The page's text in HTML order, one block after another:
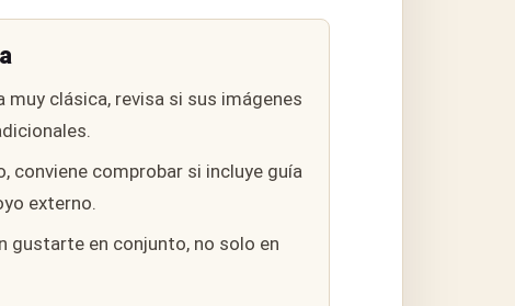
muy clásica, revisa si sus imágenes
conviene comprobar si incluye guía
externo.
gustarte en conjunto, no solo en